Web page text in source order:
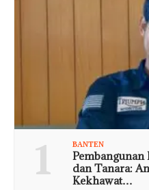
1 BANTEN
Pembangunan
dan Tanara:
Kekhawat…